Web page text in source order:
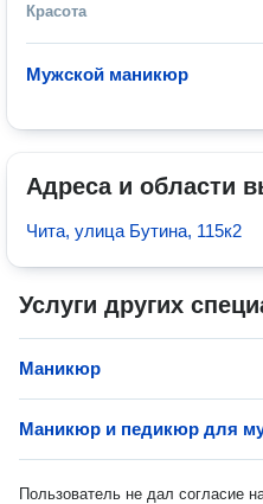
Красота
Мужской маникюр
Адреса и области
Чита, улица Бутина, 115к2
Услуги других
Маникюр
Маникюр и педикюр для
Пользователь не дал согласие